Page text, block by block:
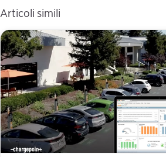
Articoli simili